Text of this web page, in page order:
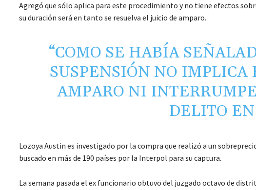
Agregó que sólo aplica para este procedimiento y no tiene efectos
su duración será en tanto se resuelva el juicio de amparo.
“COMO SE HABÍA
SUSPENSIÓN NO
AMPARO NI
DELITO EN
Lozoya Austin es investigado por la compra que realizó a un
buscado en más de 190 países por la Interpol para su captura.
La semana pasada el ex funcionario obtuvo del juzgado octavo de